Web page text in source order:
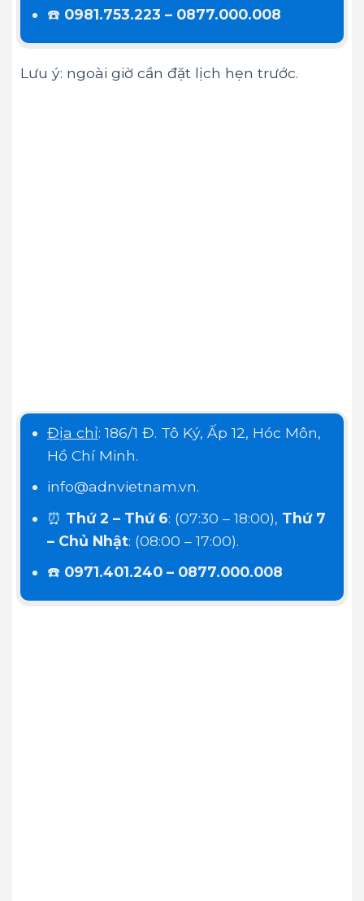
☎️ 0981.753.223 – 0877.000.008
Lưu ý: ngoài giờ cần đặt lịch hẹn trước.
Địa chỉ: 186/1 Đ. Tô Ký, Ấp 12, Hóc Môn,
Hồ Chí Minh.
info@adnvietnam.vn.
⏰ Thứ 2 – Thứ 6: (07:30 – 18:00), Thứ 7
– Chủ Nhật: (08:00 – 17:00).
☎️ 0971.401.240 – 0877.000.008